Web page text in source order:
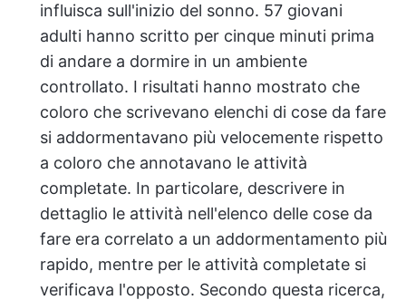
influisca sull'inizio del sonno. 57 giovani
adulti hanno scritto per cinque minuti prima
di andare a dormire in un ambiente
controllato. I risultati hanno mostrato che
coloro che scrivevano elenchi di cose da fare
si addormentavano più velocemente rispetto
a coloro che annotavano le attività
completate. In particolare, descrivere in
dettaglio le attività nell'elenco delle cose da
fare era correlato a un addormentamento più
rapido, mentre per le attività completate si
verificava l'opposto. Secondo questa ricerca,